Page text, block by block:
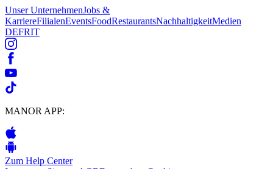
Unser UnternehmenJobs &
KarriereFilialenEventsFoodRestaurantsNachhaltigkeitMedien
DEFRIT
MANOR APP:
Zum Help Center